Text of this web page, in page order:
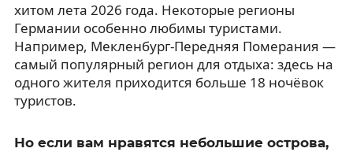
хитом лета 2026 года. Некоторые регионы
Германии особенно любимы туристами.
Например, Мекленбург-Передняя Померания —
самый популярный регион для отдыха: здесь на
одного жителя приходится больше 18 ночёвок
туристов.
Но если вам нравятся небольшие острова,